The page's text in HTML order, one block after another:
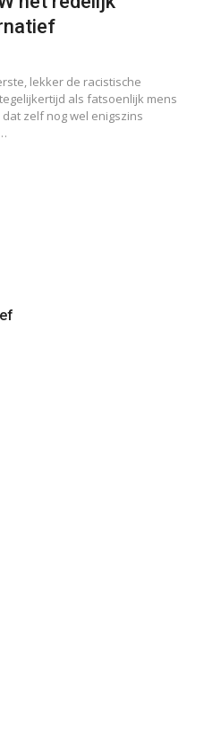
lekker de racistische
als fatsoenlijk mens
zelf nog wel enigszins